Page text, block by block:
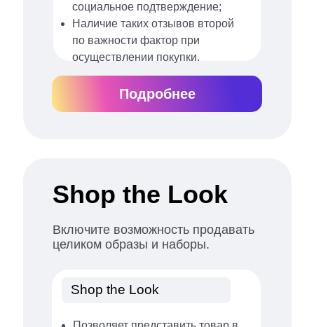
социальное подтверждение;
Наличие таких отзывов второй
по важности фактор при
осуществлении покупки.
Подробнее
Shop the Look
Включите возможность продавать
целиком образы и наборы.
Shop the Look